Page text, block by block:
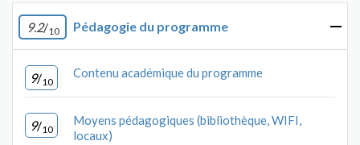
9.2/10 Pédagogie du programme
9/10
Contenu académique du programme
9/10
Moyens pédagogiques (bibliothèque, WIFI,
locaux)